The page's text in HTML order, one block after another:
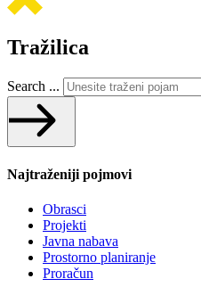
Tražilica
Search ...
Najtraženiji pojmovi
Obrasci
Projekti
Javna nabava
Prostorno planiranje
Proračun